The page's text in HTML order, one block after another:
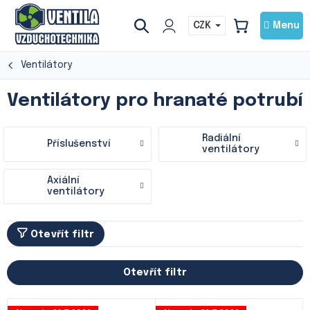
Přejít
obsah
CZK
NÁKUPNÍ
Ventilátory
Ventilátory pro hranaté potrubí
Příslušenství
Radiální
ventilátory
Axiální
ventilátory
Otevřít filtr
Otevřít filtr
V